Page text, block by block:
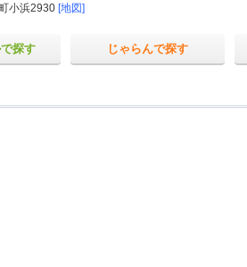
小浜2930 [地図]
探す じゃらんで探す